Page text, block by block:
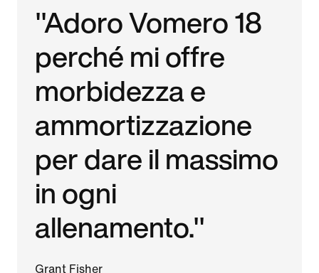
"Adoro Vomero 18
perché mi offre
morbidezza e
ammortizzazione
per dare il massimo
in ogni
allenamento."
Grant Fisher